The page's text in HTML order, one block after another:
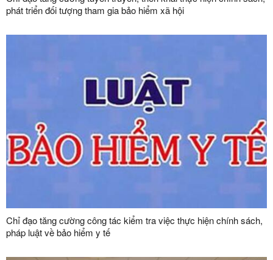
phát triển đối tượng tham gia bảo hiểm xã hội
Chỉ đạo tăng cường công tác kiểm tra việc thực hiện chính sách,
pháp luật về bảo hiểm y tế